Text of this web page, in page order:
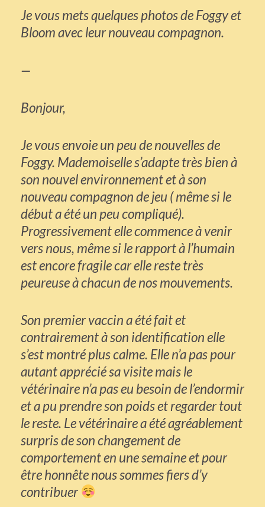
Je vous mets quelques photos de Foggy et
Bloom avec leur nouveau compagnon.
—
Bonjour,
Je vous envoie un peu de nouvelles de
Foggy. Mademoiselle s’adapte très bien à
son nouvel environnement et à son
nouveau compagnon de jeu ( même si le
début a été un peu compliqué).
Progressivement elle commence à venir
vers nous, même si le rapport à l’humain
est encore fragile car elle reste très
peureuse à chacun de nos mouvements.
Son premier vaccin a été fait et
contrairement à son identification elle
s’est montré plus calme. Elle n’a pas pour
autant apprécié sa visite mais le
vétérinaire n’a pas eu besoin de l’endormir
et a pu prendre son poids et regarder tout
le reste. Le vétérinaire a été agréablement
surpris de son changement de
comportement en une semaine et pour
être honnête nous sommes fiers d’y
contribuer